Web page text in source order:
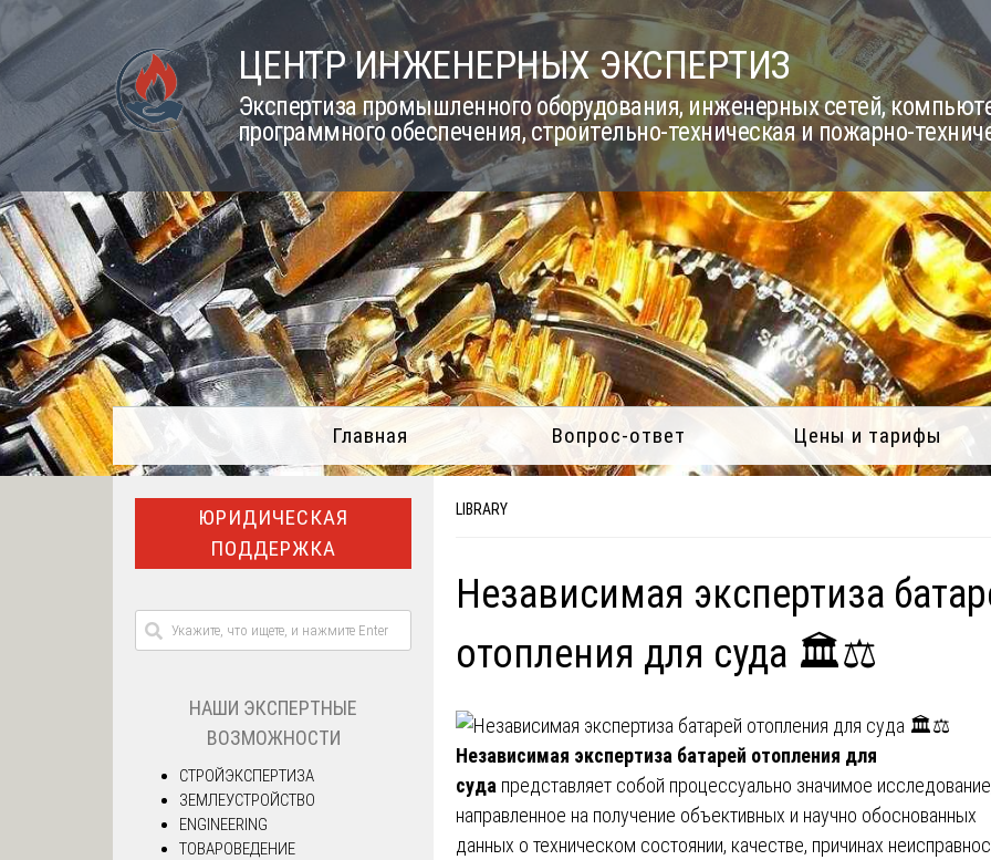
Skip
to
content
ЦЕНТР ИНЖЕНЕРНЫХ ЭКСПЕРТИЗ
Экспертиза промышленного оборудования, инженерных сетей,
программного обеспечения, строительно-техническая и пожарно-
Главная Вопрос-ответ Цены и тарифы
LIBRARY
Независимая экспертиза
отопления для суда 🏛️⚖️
Независимая экспертиза батарей отопления для
суда представляет собой процессуально значимое
направленное на получение объективных и научно обоснованных
данных о техническом состоянии, качестве, причинах
ЮРИДИЧЕСКАЯ
ПОДДЕРЖКА
НАШИ ЭКСПЕРТНЫЕ
ВОЗМОЖНОСТИ
СТРОЙЭКСПЕРТИЗА
ЗЕМЛЕУСТРОЙСТВО
ENGINEERING
ТОВАРОВЕДЕНИЕ